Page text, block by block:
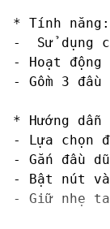
* Tính năng:
-  Sử dụng
- Hoạt động
- Gồm 3
* Hướng dẫn
- Lựa chọn
- Gắn đầu
- Bật nút
- Giữ nhẹ